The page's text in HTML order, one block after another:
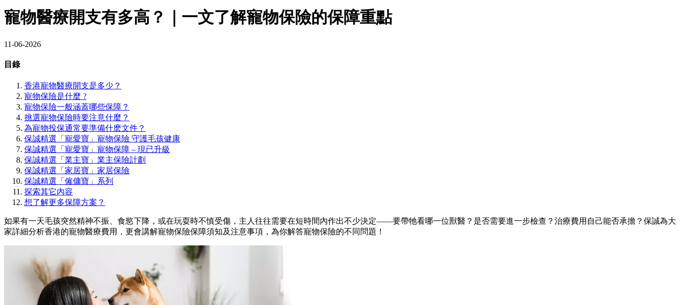
寵物醫療開支有多高？｜一文了解寵物保險的保障重點
11-06-2026
目錄
香港寵物醫療開支是多少？
寵物保險是什麼 ?
寵物保險一般涵蓋哪些保障？
挑選寵物保險時要注意什麼？
為寵物投保通常要準備什麽文件？
保誠精選「寵愛寶」寵物保險 守護毛孩健康
保誠精選「寵愛寶」寵物保障 – 現已升級
保誠精選「業主寶」業主保險計劃
保誠精選「家居寶」家居保險
保誠精選「僱傭寶」系列
探索其它內容
想了解更多保障方案？
如果有一天毛孩突然精神不振、食慾下降，或在玩耍時不慎受傷，主人往往需要在短時間內作出不少決定——要帶牠看哪一位獸醫？是否需要進一步檢查？治療費用自己能否承擔？保誠為大
家詳細分析香港的寵物醫療費用，更會講解寵物保險保障須知及注意事項，為你解答寵物保險的不同問題！